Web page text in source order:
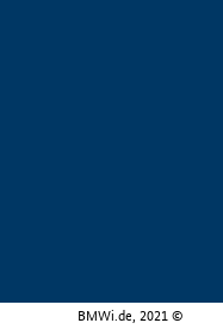
BMWi.de, 2021 ©